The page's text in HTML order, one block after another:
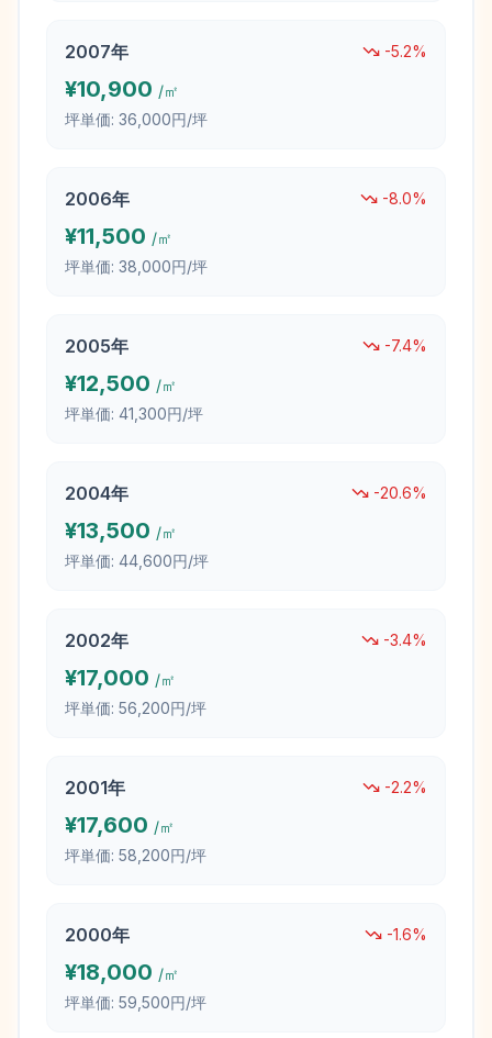
2007年 -5.2%
¥10,900 /㎡
坪単価: 36,000円/坪
2006年 -8.0%
¥11,500 /㎡
坪単価: 38,000円/坪
2005年 -7.4%
¥12,500 /㎡
坪単価: 41,300円/坪
2004年 -20.6%
¥13,500 /㎡
坪単価: 44,600円/坪
2002年 -3.4%
¥17,000 /㎡
坪単価: 56,200円/坪
2001年 -2.2%
¥17,600 /㎡
坪単価: 58,200円/坪
2000年 -1.6%
¥18,000 /㎡
坪単価: 59,500円/坪